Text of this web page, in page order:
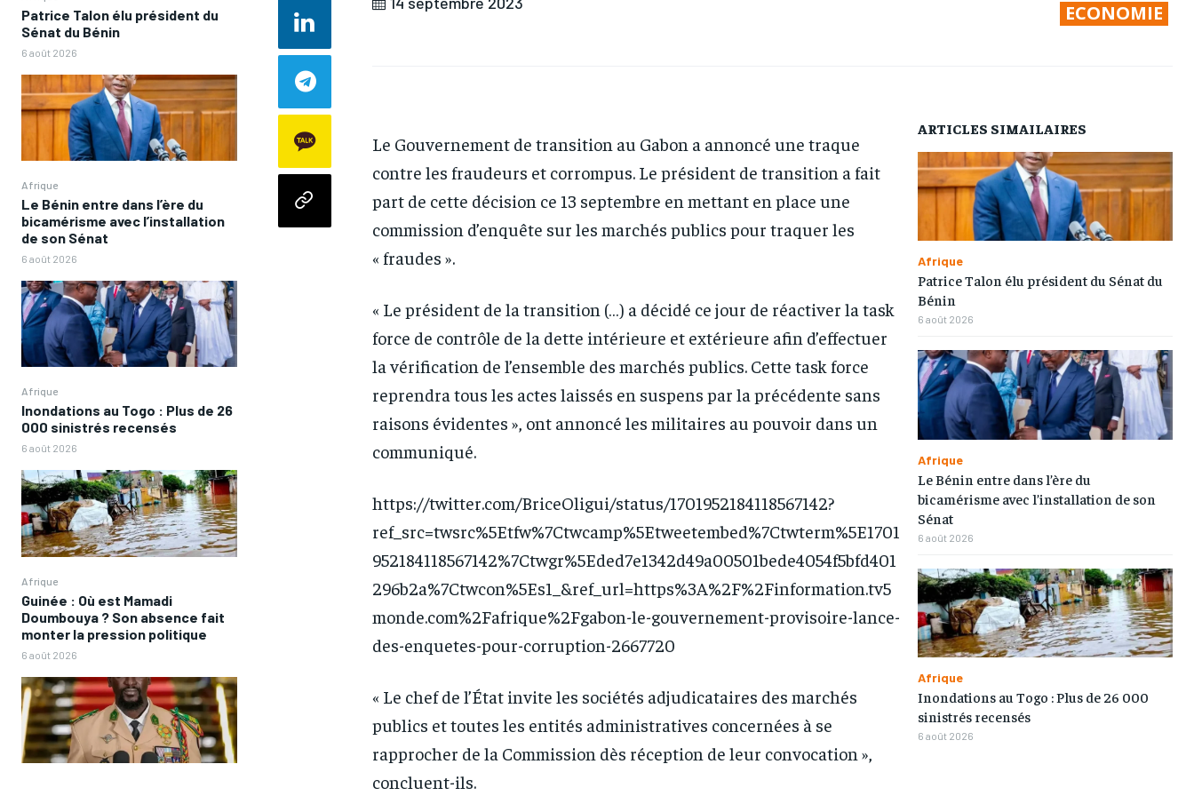
DIVERS
ECONOMIE
MONDE
OPPORTUNITÉ
PARTENAIRES
IT-ADMIN
TOGOREPORT
L’INTEGRAL
TOGOREGARD
LOMEBOUGEINFO
NOUVELLE D’AFRIQUE
LEDEFENSEURINFO
228FOOT
ACTU LOMÉ
DIVERS
ECONOMIE
MONDE
OPPORTUNITÉ
PARTENAIRES
IT-ADMIN
TOGOREPORT
L’INTEGRAL
TOGOREGARD
LOMEBOUGEINFO
NOUVELLE D’AFRIQUE
LEDEFENSEURINFO
228FOOT
ACTU LOMÉ
DIVERS
ECONOMIE
MONDE
OPPORTUNITÉ
PARTENAIRES
IT-ADMIN
TOGOREPORT
L’INTEGRAL
TOGOREGARD
LOMEBOUGEINFO
NOUVELLE D’AFRIQUE
LEDEFENSEURINFO
228FOOT
ACTU LOMÉ
DIVERS
ECONOMIE
MONDE
OPPORTUNITÉ
PARTENAIRES
IT-ADMIN
TOGOREPORT
L’INTEGRAL
TOGOREGARD
LOMEBOUGEINFO
NOUVELLE D’AFRIQUE
LEDEFENSEURINFO
228FOOT
ACTU LOMÉ
Patrice Talon élu président du
Sénat du Bénin
6 août 2026
Afrique
Le Bénin entre dans l’ère du
bicamérisme avec l’installation
de son Sénat
6 août 2026
Afrique
Inondations au Togo : Plus de 26
000 sinistrés recensés
6 août 2026
Afrique
Guinée : Où est Mamadi
Doumbouya ? Son absence fait
monter la pression politique
6 août 2026
ECONOMIE
Le Gouvernement de transition au Gabon a annoncé une traque
contre les fraudeurs et corrompus. Le président de transition a fait
part de cette décision ce 13 septembre en mettant en place une
commission d’enquête sur les marchés publics pour traquer les
« fraudes ».
« Le président de la transition (…) a décidé ce jour de réactiver la task
force de contrôle de la dette intérieure et extérieure afin d’effectuer
la vérification de l’ensemble des marchés publics. Cette task force
reprendra tous les actes laissés en suspens par la précédente sans
raisons évidentes », ont annoncé les militaires au pouvoir dans un
communiqué.
https://twitter.com/BriceOligui/status/1701952184118567142?
ref_src=twsrc%5Etfw%7Ctwcamp%5Etweetembed%7Ctwterm%5E1701
952184118567142%7Ctwgr%5Eded7e1342d49a00501bede4054f5bfd401
296b2a%7Ctwcon%5Es1_&ref_url=https%3A%2F%2Finformation.tv5
monde.com%2Fafrique%2Fgabon-le-gouvernement-provisoire-lance-
des-enquetes-pour-corruption-2667720
« Le chef de l’État invite les sociétés adjudicataires des marchés
publics et toutes les entités administratives concernées à se
rapprocher de la Commission dès réception de leur convocation »,
concluent-ils.
ARTICLES SIMAILAIRES
Afrique
Patrice Talon élu président du Sénat du
Bénin
6 août 2026
Afrique
Le Bénin entre dans l’ère du
bicamérisme avec l’installation de son
Sénat
6 août 2026
Afrique
Inondations au Togo : Plus de 26 000
sinistrés recensés
6 août 2026